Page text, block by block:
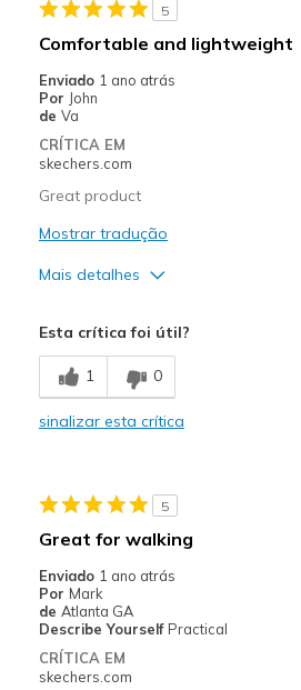
Special Occasions
Width
Sizing
View On Shoes
5
Comfortable and lightweight
Enviado 1 ano atrás
Por John
de Va
CRÍTICA EM
skechers.com
Great product
Mostrar tradução
Mais detalhes
Sizing
Feels true to size
Esta crítica foi útil?
1 0
sinalizar esta crítica
5
Great for walking
Enviado 1 ano atrás
Por Mark
de Atlanta GA
Describe Yourself Practical
CRÍTICA EM
skechers.com